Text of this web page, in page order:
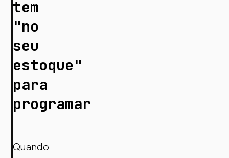
tem
"no
seu
estoque"
para
programar
Quando